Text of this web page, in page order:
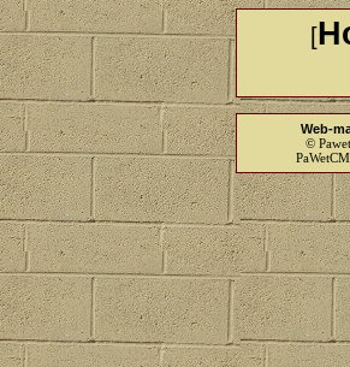
[
Web-
©